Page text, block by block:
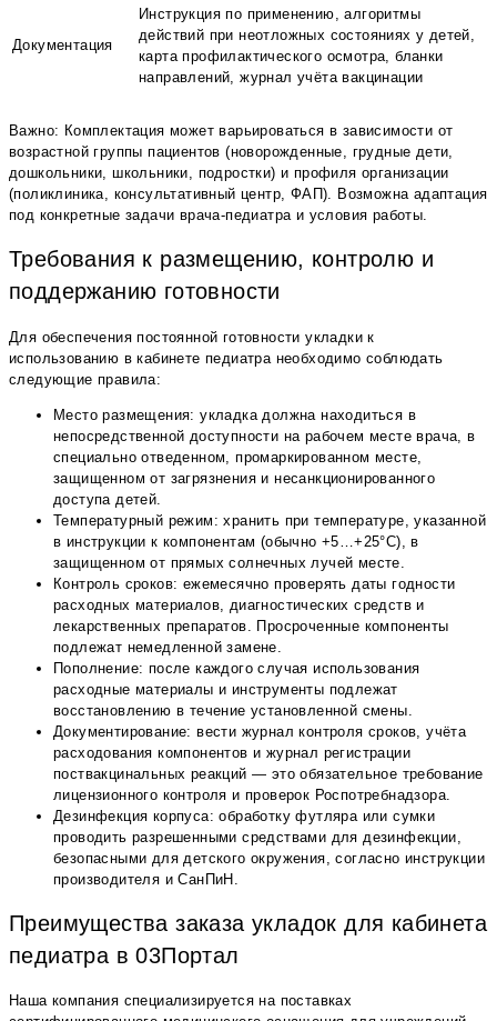
Документация
Инструкция по применению, алгоритмы
действий при неотложных состояниях у детей,
карта профилактического осмотра, бланки
направлений, журнал учёта вакцинации
Важно: Комплектация может варьироваться в зависимости от
возрастной группы пациентов (новорожденные, грудные дети,
дошкольники, школьники, подростки) и профиля организации
(поликлиника, консультативный центр, ФАП). Возможна адаптация
под конкретные задачи врача-педиатра и условия работы.
Требования к размещению, контролю и
поддержанию готовности
Для обеспечения постоянной готовности укладки к
использованию в кабинете педиатра необходимо соблюдать
следующие правила:
Место размещения: укладка должна находиться в
непосредственной доступности на рабочем месте врача, в
специально отведенном, промаркированном месте,
защищенном от загрязнения и несанкционированного
доступа детей.
Температурный режим: хранить при температуре, указанной
в инструкции к компонентам (обычно +5…+25°С), в
защищенном от прямых солнечных лучей месте.
Контроль сроков: ежемесячно проверять даты годности
расходных материалов, диагностических средств и
лекарственных препаратов. Просроченные компоненты
подлежат немедленной замене.
Пополнение: после каждого случая использования
расходные материалы и инструменты подлежат
восстановлению в течение установленной смены.
Документирование: вести журнал контроля сроков, учёта
расходования компонентов и журнал регистрации
поствакцинальных реакций — это обязательное требование
лицензионного контроля и проверок Роспотребнадзора.
Дезинфекция корпуса: обработку футляра или сумки
проводить разрешенными средствами для дезинфекции,
безопасными для детского окружения, согласно инструкции
производителя и СанПиН.
Преимущества заказа укладок для кабинета
педиатра в 03Портал
Наша компания специализируется на поставках